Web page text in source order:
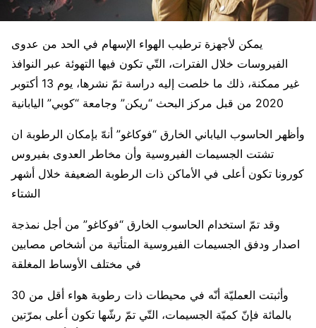
يمكن لأجهزة ترطيب الهواء الإسهام في الحد من عدوى
الفيروسات خلال الفترات، التّي تكون فيها التهوئة عبر النوافذ
غير ممكنة، ذلك ما خلصت إليه دراسة تمّ نشرها، يوم 13 أكتوبر
2020 من قبل مركز البحث “ريكن” وجامعة “كوبي” اليابانية
وأظهر الحاسوب الياباني الخارق “فوكاغو” أنهّ بإمكان الرطوبة ان
تشتت الجسيمات الفيروسية وأن مخاطر العدوى بفيروس
كورونا تكون أعلى في الأماكن ذات الرطوبة الضعيفة خلال أشهر
الشتاء
وقد تمّ استخدام الحاسوب الخارق “فوكاغو” من أجل نمذجة
اصدار ودفق الجسيمات الفيروسية المتأتية من أشخاص مصابين
في مختلف الأوساط المغلقة
وأثبتت العمليّة أنّه في محيطات ذات رطوبة هواء أقل من 30
بالمائة فإنّ كميّة الجسيمات، التّي تمّ رشّها تكون أعلى بمرّتين